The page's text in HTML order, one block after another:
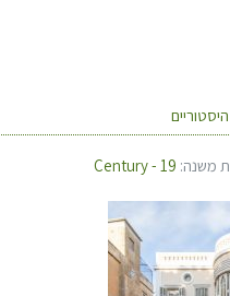
משנה: Century - 19